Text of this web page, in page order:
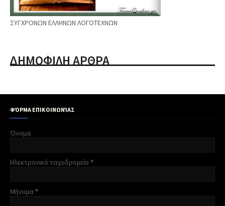
ΣΥΓΧΡΟΝΩΝ ΕΛΛΗΝΩΝ ΛΟΓΟΤΕΧΝΩΝ
ΔΗΜΟΦΙΛΗ ΑΡΘΡΑ
ΦΌΡΜΑ ΕΠΙΚΟΙΝΩΝΊΑΣ
Όνομα
Ηλεκτρονικό ταχυδρομείο *
Μήνυμα *